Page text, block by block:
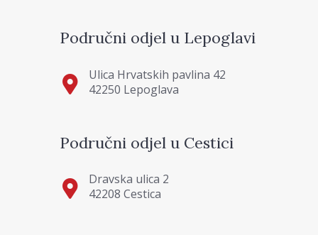
Područni odjel u Lepoglavi
Ulica Hrvatskih pavlina 42
42250 Lepoglava
Područni odjel u Cestici
Dravska ulica 2
42208 Cestica